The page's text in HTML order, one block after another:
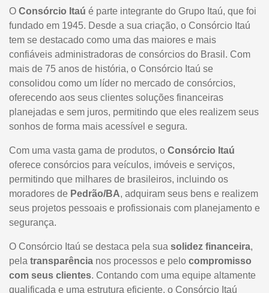
O Consórcio Itaú é parte integrante do Grupo Itaú, que foi
fundado em 1945. Desde a sua criação, o Consórcio Itaú
tem se destacado como uma das maiores e mais
confiáveis administradoras de consórcios do Brasil. Com
mais de 75 anos de história, o Consórcio Itaú se
consolidou como um líder no mercado de consórcios,
oferecendo aos seus clientes soluções financeiras
planejadas e sem juros, permitindo que eles realizem seus
sonhos de forma mais acessível e segura.
Com uma vasta gama de produtos, o Consórcio Itaú
oferece consórcios para veículos, imóveis e serviços,
permitindo que milhares de brasileiros, incluindo os
moradores de Pedrão/BA, adquiram seus bens e realizem
seus projetos pessoais e profissionais com planejamento e
segurança.
O Consórcio Itaú se destaca pela sua solidez financeira,
pela transparência nos processos e pelo compromisso
com seus clientes. Contando com uma equipe altamente
qualificada e uma estrutura eficiente, o Consórcio Itaú